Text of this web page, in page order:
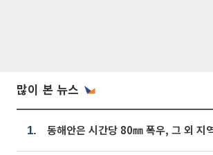
많이 본 뉴스
1.